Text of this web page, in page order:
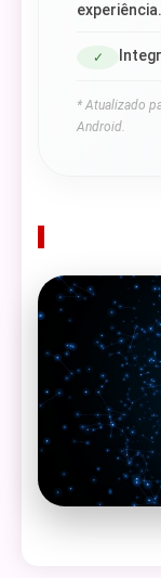
experiência.
✓
* Atualizado
Android.